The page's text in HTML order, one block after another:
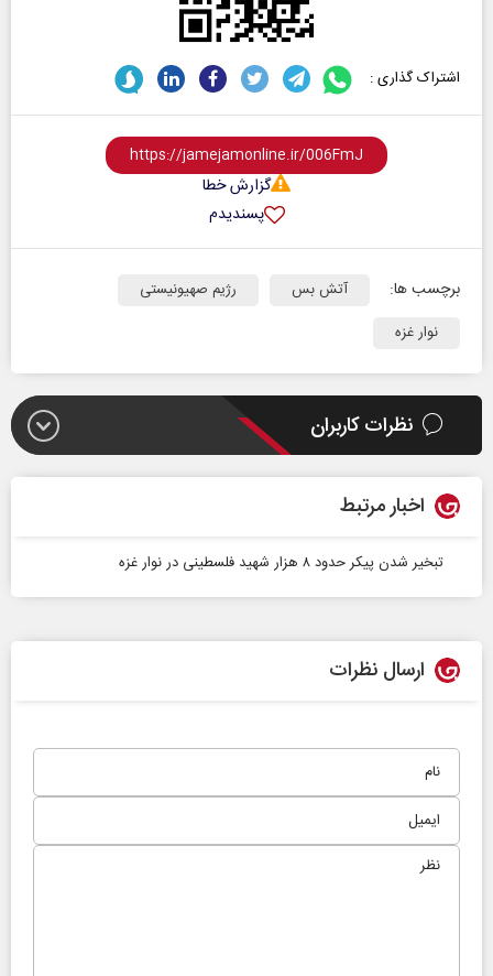
اشتراک گذاری :
گزارش خطا
پسندیدم
برچسب ها: آتش بس
رژیم صهیونیستی
نوار غزه
نظرات کاربران
اخبار مرتبط
تبخیر شدن پیکر حدود ۸ هزار شهید فلسطینی در نوار غزه
ارسال نظرات